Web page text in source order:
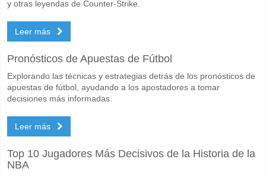
y otras leyendas de Counter-Strike.
Leer más
Pronósticos de Apuestas de Fútbol
Explorando las técnicas y estrategias detrás de los pronósticos de
apuestas de fútbol, ayudando a los apostadores a tomar
decisiones más informadas.
Leer más
Top 10 Jugadores Más Decisivos de la Historia de la
NBA